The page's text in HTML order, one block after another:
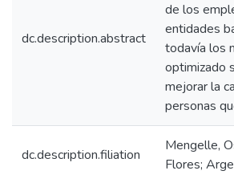
dc.description.abstract
de los
entidades
todavía los
optimizado
mejorar la
personas
dc.description.filiation
Mengelle,
Flores;